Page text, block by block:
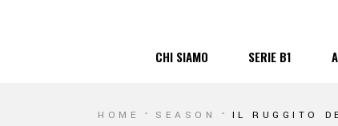
CHI SIAMO SERIE B1
HOME SEASON IL RUGGITO